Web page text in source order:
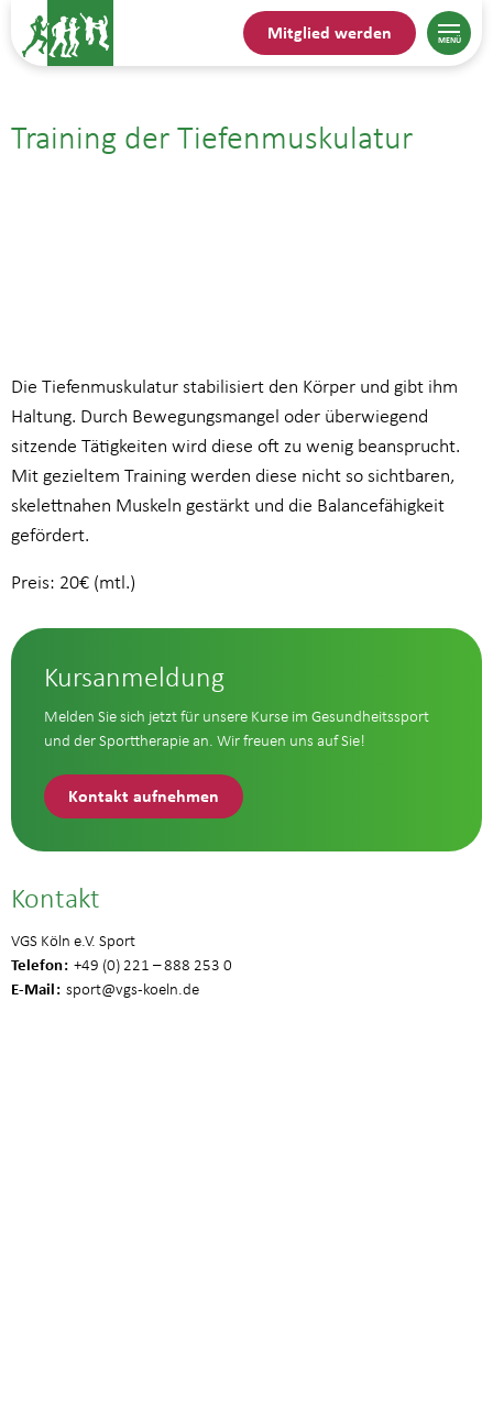
Mitglied werden
Training der Tiefenmuskulatur
bis
Die Tiefenmuskulatur stabilisiert den Körper und gibt ihm
Haltung. Durch Bewegungsmangel oder überwiegend
sitzende Tätigkeiten wird diese oft zu wenig beansprucht.
Mit gezieltem Training werden diese nicht so sichtbaren,
skelettnahen Muskeln gestärkt und die Balancefähigkeit
gefördert.
Preis: 20€ (mtl.)
Kursanmeldung
Melden Sie sich jetzt für unsere Kurse im Gesundheitssport
und der Sporttherapie an. Wir freuen uns auf Sie!
Kontakt aufnehmen
Kontakt
VGS Köln e.V. Sport
Telefon +49 (0) 221 – 888 253 0
E-Mail sport@vgs-koeln.de